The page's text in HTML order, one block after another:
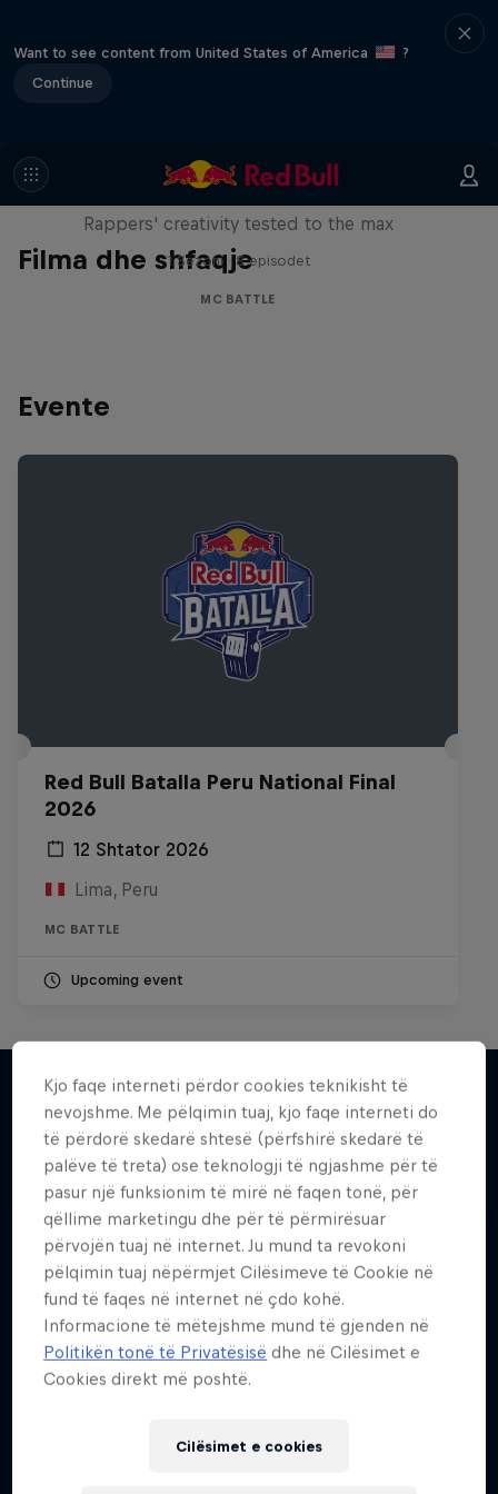
Want to see content from United States of America
?
Continue
Filma dhe shfaqje
Red Bull Mic Flex
Rappers' creativity tested to the max
1 Sezoni · 8 episodet
MC BATTLE
Evente
Red Bull Batalla Peru National Final
2026
12 Shtator 2026
Lima, Peru
MC BATTLE
Upcoming event
Më shumë si kjo
Kjo faqe interneti përdor cookies teknikisht të
nevojshme. Me pëlqimin tuaj, kjo faqe interneti do
të përdorë skedarë shtesë (përfshirë skedarë të
palëve të treta) ose teknologji të ngjashme për të
pasur një funksionim të mirë në faqen tonë, për
qëllime marketingu dhe për të përmirësuar
përvojën tuaj në internet. Ju mund ta revokoni
pëlqimin tuaj nëpërmjet Cilësimeve të Cookie në
fund të faqes në internet në çdo kohë.
Informacione të mëtejshme mund të gjenden në
Politikën tonë të Privatësisë dhe në Cilësimet e
Cookies direkt më poshtë.
Cilësimet e cookies